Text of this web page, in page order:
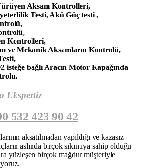
Aksam Kontrolleri,
Testi, Akü Güç testi ,
Kontrolleri,
ve Mekanik Aksamların Kontrolü,
isteğe bağlı Aracın Motor Kapağında
Ekspertiz
532 423 90 42
aksatılmadan yapıldığı ve kazasız
aslında birçok sıkıntıya sahip olduğu
yüzleşen birçok mağdur müşteriyle